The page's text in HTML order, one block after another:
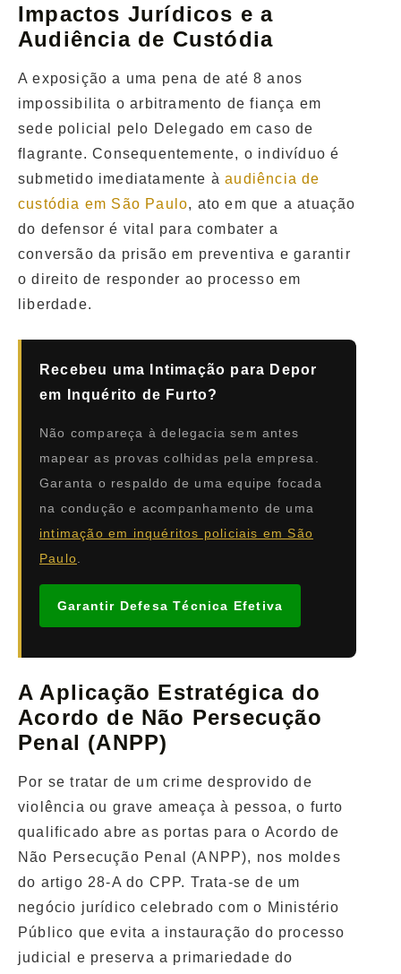
Impactos Jurídicos e a
Audiência de Custódia
A exposição a uma pena de até 8 anos
impossibilita o arbitramento de fiança em
sede policial pelo Delegado em caso de
flagrante. Consequentemente, o indivíduo é
submetido imediatamente àaudiência de
custódia em São Paulo, ato em que a atuação
do defensor é vital para combater a
conversão da prisão em preventiva e garantir
o direito de responder ao processo em
liberdade.
Recebeu uma Intimação para Depor
em Inquérito de Furto?
Não compareça à delegacia sem antes
mapear as provas colhidas pela empresa.
Garanta o respaldo de uma equipe focada
na condução e acompanhamento de uma
intimação em inquéritos policiais em São
Paulo
Garantir Defesa Técnica Efetiva
A Aplicação Estratégica do
Acordo de Não Persecução
Penal (ANPP)
Por se tratar de um crime desprovido de
violência ou grave ameaça à pessoa, o furto
qualificado abre as portas para o Acordo de
Não Persecução Penal (ANPP), nos moldes
do artigo 28-A do CPP. Trata-se de um
negócio jurídico celebrado com o Ministério
Público que evita a instauração do processo
judicial e preserva a primariedade do